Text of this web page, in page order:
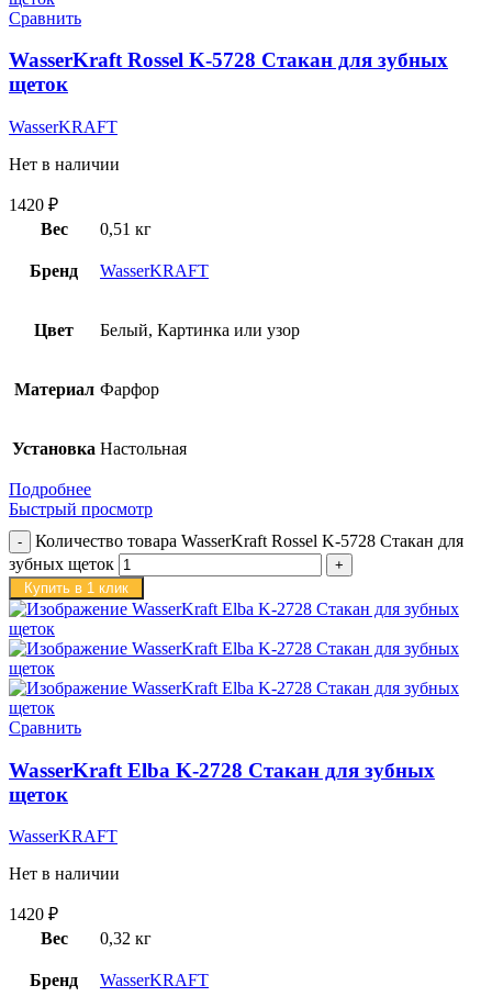
Сравнить
WasserKraft Rossel K-5728 Стакан для зубных
щеток
WasserKRAFT
Нет в наличии
1420 ₽
Вес
0,51 кг
Бренд WasserKRAFT
Цвет Белый, Картинка или узор
Материал Фарфор
Установка Настольная
Подробнее
Быстрый просмотр
Количество товара WasserKraft Rossel K-5728 Стакан для
зубных щеток
Купить в 1 клик
Сравнить
WasserKraft Elba K-2728 Стакан для зубных
щеток
WasserKRAFT
Нет в наличии
1420 ₽
Вес
0,32 кг
Бренд WasserKRAFT